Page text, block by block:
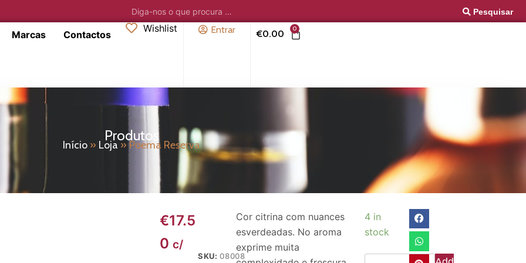
Pesquisar
Marcas Contactos
Wishlist Entrar €0.00 0
Produtos
Início » Loja » Poema Reserva
€17.5
0 c/
SKU:08008
Cor citrina com nuances
esverdeadas. No aroma
exprime muita
4 in
stock